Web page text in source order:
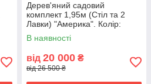
Дерев'яний садовий
комплект 1,95м (Стіл та 2
Лавки) "Америка". Колір:
Палісандр
В наявності
від 20 000 ₴
від 26 500 ₴